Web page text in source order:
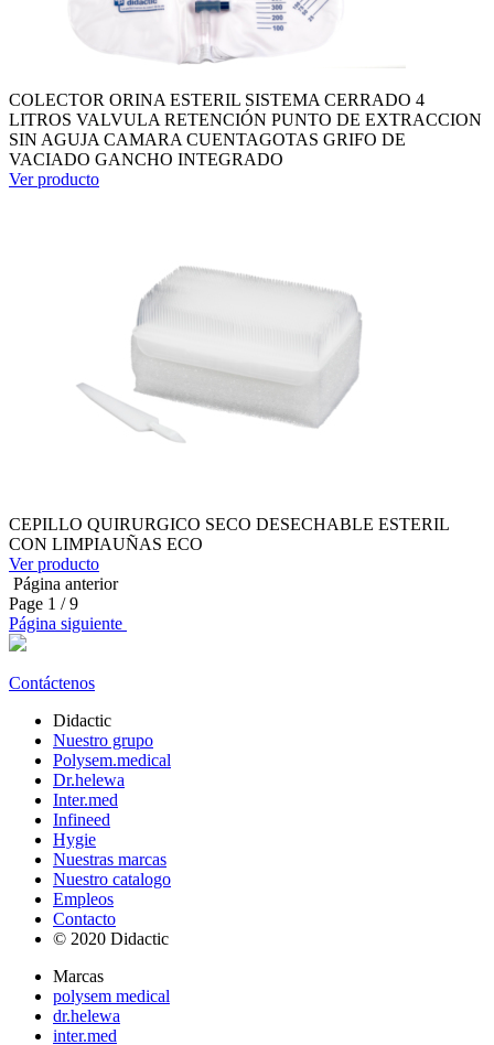
COLECTOR ORINA ESTERIL SISTEMA CERRADO 4
LITROS VALVULA RETENCIÓN PUNTO DE EXTRACCION
SIN AGUJA CAMARA CUENTAGOTAS GRIFO DE
VACIADO GANCHO INTEGRADO
Ver producto
CEPILLO QUIRURGICO SECO DESECHABLE ESTERIL
CON LIMPIAUÑAS ECO
Ver producto
Página anterior
Page 1 / 9
Página siguiente
Contáctenos
Didactic
Nuestro grupo
Polysem.medical
Dr.helewa
Inter.med
Infineed
Hygie
Nuestras marcas
Nuestro catalogo
Empleos
Contacto
© 2020 Didactic
Marcas
polysem medical
dr.helewa
inter.med